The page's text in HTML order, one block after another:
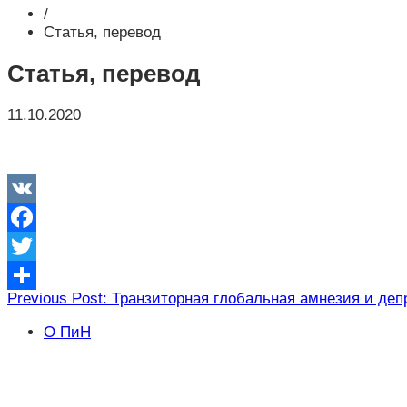
/
Статья, перевод
Статья, перевод
11.10.2020
VK
Facebook
Twitter
Отправить
Навигация
по
Previous Post: Транзиторная глобальная амнезия и
О ПиН